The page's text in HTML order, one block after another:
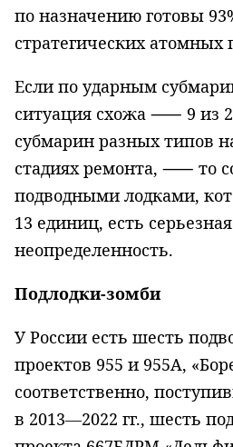
по назначению готовы
стратегических атомных
Если по ударным
ситуация схожа ⸺ 9 из
субмарин разных типов
стадиях ремонта, ⸺ то
подводными лодками,
13 единиц, есть серьезная
неопределенность.
Подлодки-зомби
У России есть шесть
проектов 955 и 955А,
соответственно,
в 2013—2022 гг., шесть